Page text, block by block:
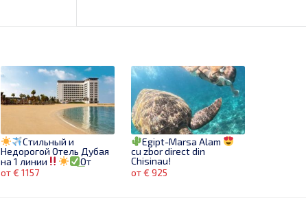
Стильный и
Недорогой Отель Дубая
на 1 линии
От
1157€ за 7 ночей!
Бронируй сейчас!
от € 1157
Egipt-Marsa Alam
cu zbor direct din
Chisinau!
от € 925